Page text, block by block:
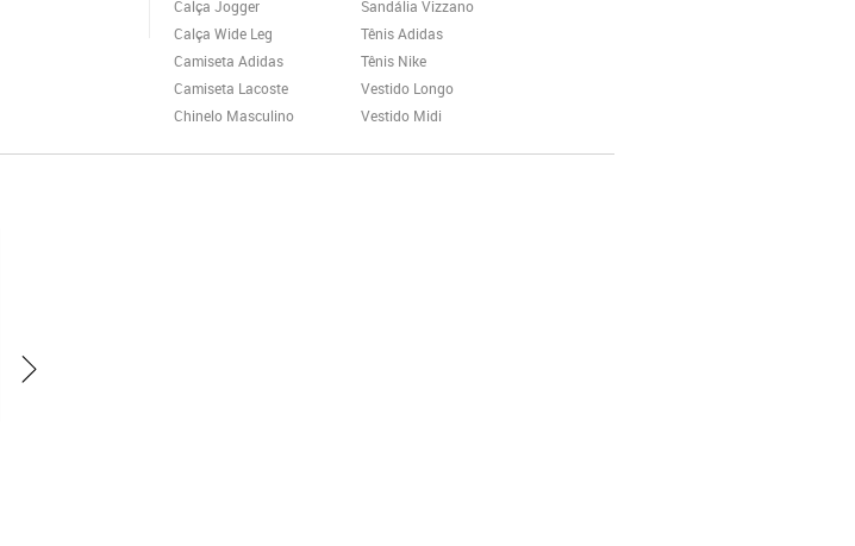
Calça Jogger
Calça Wide Leg
Camiseta Adidas
Camiseta Lacoste
Chinelo Masculino
Sandália Vizzano
Tênis Adidas
Tênis Nike
Vestido Longo
Vestido Midi